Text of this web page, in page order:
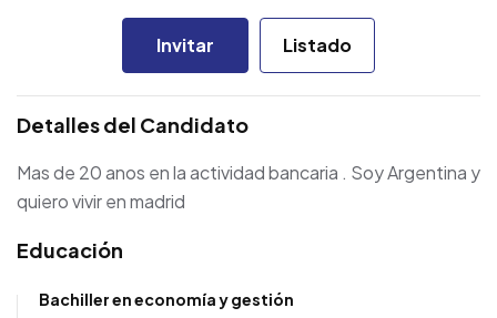
Invitar Listado
Detalles del Candidato
Mas de 20 anos en la actividad bancaria . Soy Argentina y
quiero vivir en madrid
Educación
Bachiller en economía y gestión